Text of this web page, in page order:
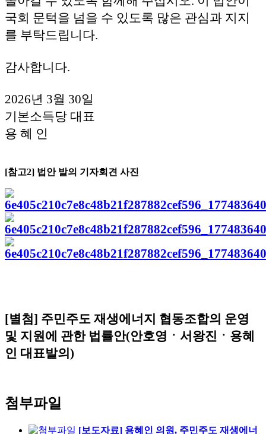
국회 문턱을 넘을 수 있도록 많은 관심과 지지
를 부탁드립니다.
감사합니다.
2026년 3월 30일
기본소득당 대표
용 혜 인
[참고2] 법안 발의 기자회견 사진
[별첨] 주민주도 재생에너지 협동조합의 운영
및 지원에 관한 법률안(안호영ㆍ서왕진ㆍ용혜
인 대표발의)
첨부파일
[보도자료] 용혜인 의원, 주민주도 재생에너